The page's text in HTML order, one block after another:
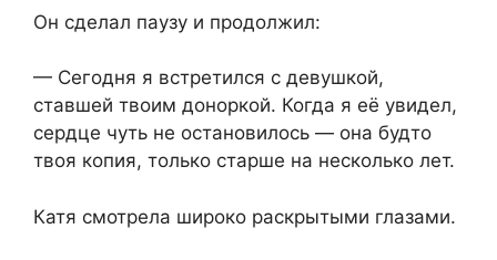
Он сделал паузу и продолжил:
— Сегодня я встретился с девушкой,
ставшей твоим доноркой. Когда я её увидел,
сердце чуть не остановилось — она будто
твоя копия, только старше на несколько лет.
Катя смотрела широко раскрытыми глазами.